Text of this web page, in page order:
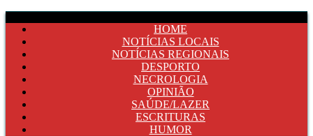
HOME
NOTÍCIAS LOCAIS
NOTÍCIAS REGIONAIS
DESPORTO
NECROLOGIA
OPINIÃO
SAÚDE/LAZER
ESCRITURAS
HUMOR